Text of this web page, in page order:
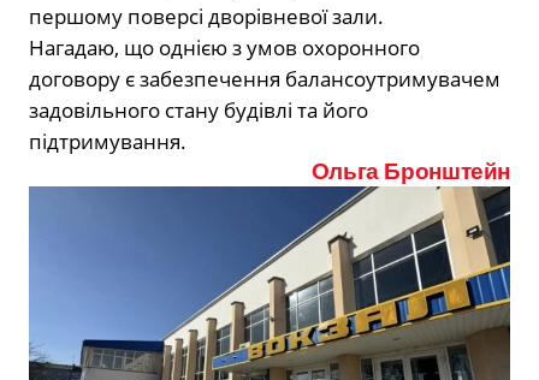
першому поверсі дворівневої зали.
Нагадаю, що однією з умов охоронного
договору є забезпечення балансоутримувачем
задовільного стану будівлі та його
підтримування.
Ольга Бронштейн